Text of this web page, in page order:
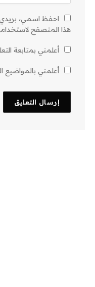
احفظ اسمي، بريدي
هذا المتصفح
أعلمني بمتابعة
أعلمني بالمواضيع